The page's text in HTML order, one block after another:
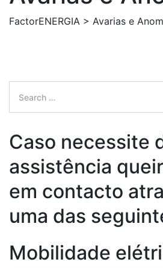
FactorENERGIA > Avarias e
Search
for:
Caso necessite
assistência
em contacto
uma das
Mobilidade